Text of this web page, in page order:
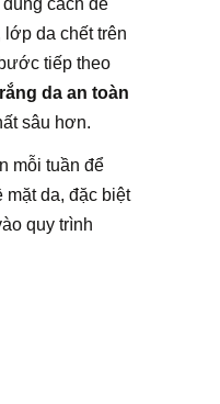
cách để
lớp da chết trên
tiếp theo
da an toàn
sâu hơn.
mỗi tuần để
mặt da, đặc biệt
quy trình